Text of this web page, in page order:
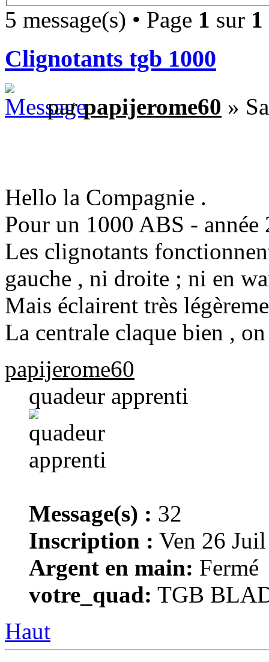
5 message(s) • Page 1 sur 1
Clignotants tgb 1000
parpapijerome60 »
Hello la Compagnie .
Pour un 1000 ABS -
Les clignotants
gauche , ni droite ; ni en
Mais éclairent très
La centrale claque bien ,
papijerome60
quadeur apprenti
Message(s) : 32
Inscription : Ven 26
Argent en main: Fermé
votre_quad: TGB
Haut